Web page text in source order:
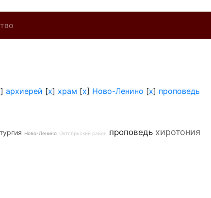
] архиерей [x] храм [x] Ново-Ленино [x] проповедь
Ново-Ленино Октябрьский район проповедь хиротония